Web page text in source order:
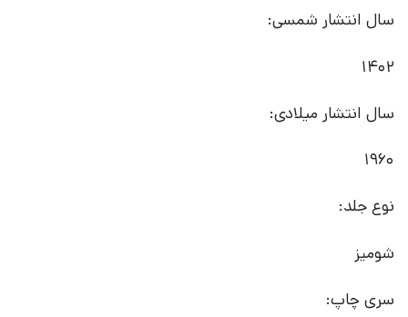
سال انتشار شمسی:
1402
سال انتشار میلادی:
1960
نوع جلد:
شومیز
سری چاپ: